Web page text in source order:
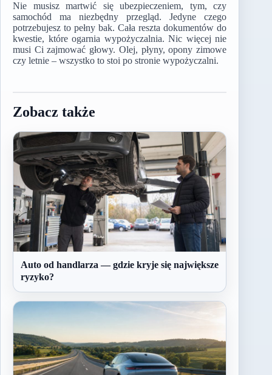
Nie musisz martwić się ubezpieczeniem, tym, czy
samochód ma niezbędny przegląd. Jedyne czego
potrzebujesz to pełny bak. Cała reszta dokumentów do
kwestie, które ogarnia wypożyczalnia. Nic więcej nie
musi Ci zajmować głowy. Olej, płyny, opony zimowe
czy letnie – wszystko to stoi po stronie wypożyczalni.
Zobacz także
Auto od handlarza — gdzie kryje się największe
ryzyko?